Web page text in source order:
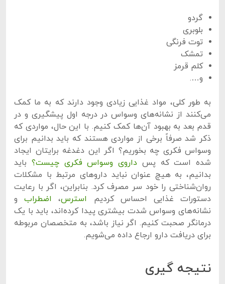
گردو
بلوبری
توت فرنگی
تمشک
کلم قرمز
و….
به طور کلی، مواد غذایی زیادی وجود دارند که به ما کمک
می‌کنند از نشانه‌های وسواس در درجه اول پیشگیری و در
قدم بعد به بهبود آن‌ها کمک کنیم. با این حال، مواردی که
ذکر شد صرفاً برخی از مواردی هستند که باید بدانیم برای
وسواس فکری چه بخوریم؟ اگر این دغدغه برایتان ایجاد
شده است که پس داروی وسواس فکری چیست؟ باید
بدانیم، به هیچ عنوان نباید داروهای مرتبط با مشکلات
روان‌شناختی را خود سر مصرف کرد. بنابراین، اگر با رعایت
دستورات غذایی احساس کردیم استرس، اضطرابو
نشانه‌های وسواس شدت بیشتری پیدا کرده‌اند، باید با یک
درمانگر صحبت کنیم. اگر نیاز باشد، به متخصصان مربوطه
برای دریافت دارو ارجاع داده می‌شویم.
نتیجه گیری